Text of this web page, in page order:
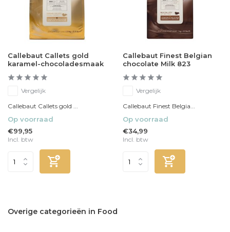
Callebaut Callets gold
karamel-chocoladesmaak
Vergelijk
Callebaut Callets gold ...
Op voorraad
€99,95
Incl. btw
Callebaut Finest Belgian
chocolate Milk 823
Vergelijk
Callebaut Finest Belgia...
Op voorraad
€34,99
Incl. btw
Overige categorieën in Food